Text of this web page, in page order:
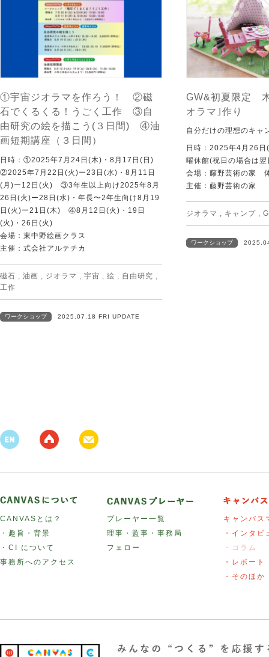
①宇宙ジオラマを作ろう！ ②磁
石でくるくる！うごく工作 ③自
由研究の絵を描こう(３日間) ④油
画短期講座（３日間）
日時：①2025年7月24日(木)・8月17日(日)
②2025年7月22日(火)ー23日(水)・8月11日
(月)ー12日(火) ③3年生以上向け2025年8月
26日(火)ー28日(水)・年長〜2年生向け8月19
日(火)ー21日(木) ④8月12日(火)・19日
(火)・26日(火)
会場：東中野絵画クラス
主催：式会社アルテチカ
磁石 , 油画 , ジオラマ , 宇宙 , 絵 , 自由研究 ,
工作
ワークショップ 2025.07.18 FRI UPDATE
GW&初夏限定
オラマ｣作り
自分だけの理想のキャ
日時：2025年4月26
曜休館(祝日の場合は翌
会場：藤野芸術の家
主催：藤野芸術の家
ジオラマ , キャンプ ,
ワークショップ
CANVASとは？
・趣旨・背景
・CI について
事務所へのアクセス
プレーヤー一覧
理事・監事・事務局
フェロー
キャンバス
・インタビ
・コラム
・レポート
・そのほか